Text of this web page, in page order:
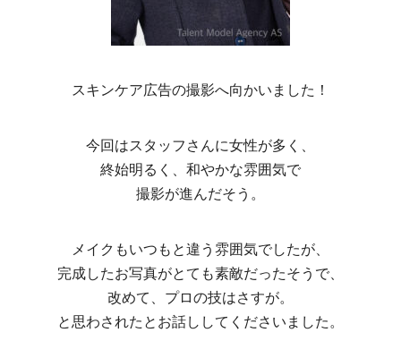
スキンケア広告の撮影へ向かいました！
今回はスタッフさんに女性が多く、
終始明るく、和やかな雰囲気で
撮影が進んだそう。
メイクもいつもと違う雰囲気でしたが、
完成したお写真がとても素敵だったそうで、
改めて、プロの技はさすが。
と思わされたとお話ししてくださいました。